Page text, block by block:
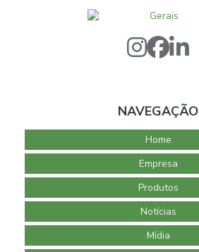
NAVEGAÇÃO
Home
Empresa
Produtos
Notícias
Mídia